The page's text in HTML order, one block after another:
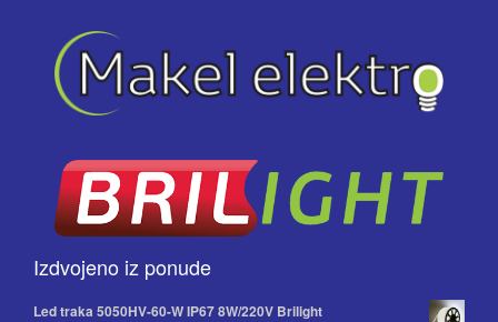
Izdvojeno iz ponude
Led traka 5050HV-60-W IP67 8W/220V Brilight